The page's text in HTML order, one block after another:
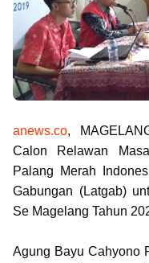
anews.co,
Calon Relawan
Palang Merah
Gabungan (Latgab)
Se Magelang Tahun
Agung Bayu Cahyono